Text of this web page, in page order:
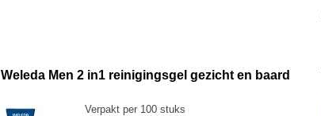
Weleda Men 2 in1 reinigingsgel gezicht en baard
Verpakt per 100 stuks